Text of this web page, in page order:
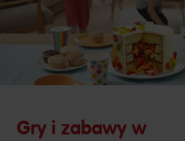
Gry i zabawy w